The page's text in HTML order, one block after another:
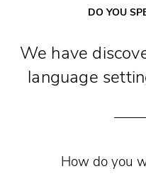
DO YOU
We have
language
How do you